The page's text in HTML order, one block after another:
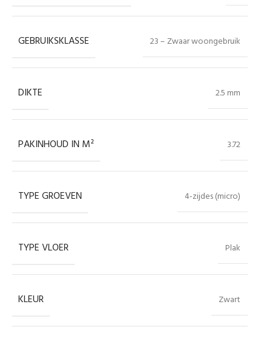
GEBRUIKSKLASSE 23 – Zwaar woongebruik
DIKTE 2.5 mm
PAKINHOUD IN M² 3.72
TYPE GROEVEN 4-zijdes (micro)
TYPE VLOER Plak
KLEUR Zwart